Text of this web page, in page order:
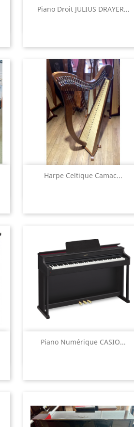
Piano Droit JULIUS DRAYER...
Aperçu rapide
Harpe Celtique Camac...
Aperçu rapide
Piano Numérique CASIO...
Aperçu rapide